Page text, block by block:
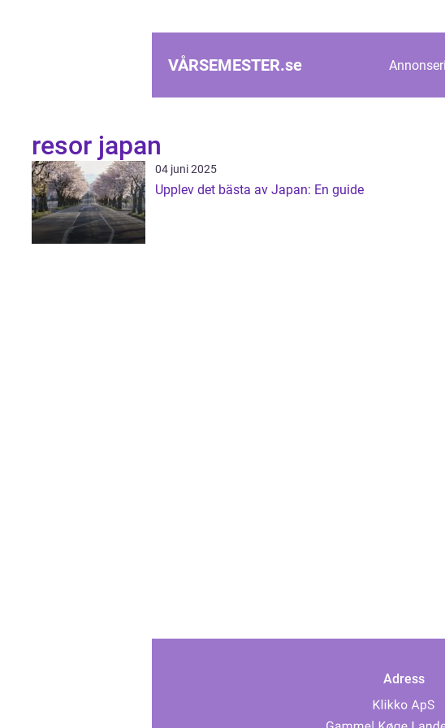
VÅRSEMESTER.se
resor japan
04 juni 2025
Upplev det bästa av Japan: En guide
Adress